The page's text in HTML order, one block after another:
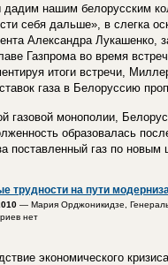
нашим белорусским
себя дальше», в слегка
Александра Лукашенко,
Газпрома во время
итоги встречи,
газа в Белоруссию
газовой монополии,
образовалась
поставленный газ по
трудности на пути
— Мария Орджоникидзе,
нет
экономического